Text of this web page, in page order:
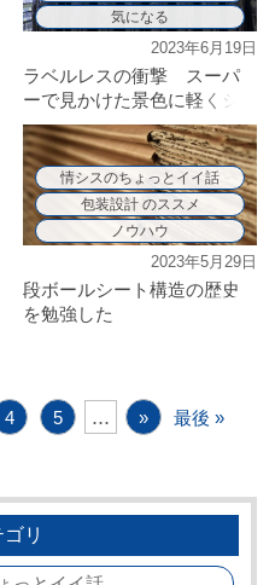
気になる
2023年6月19日
ラベルレスの衝撃 スーパ
ーで見かけた景色に軽くシ
ョックを受けました
情シスのちょっとイイ話
包装設計 のススメ
ノウハウ
2023年5月29日
段ボールシート構造の歴史
を勉強した
4 5 ... » 最後 »
リ